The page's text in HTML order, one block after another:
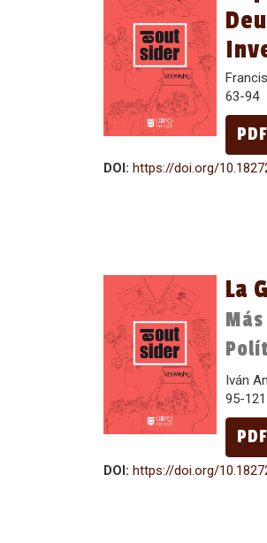
63-94
PDF
DOI: https://doi.org/
La
Iván
95-121
PDF
DOI: https://doi.org/